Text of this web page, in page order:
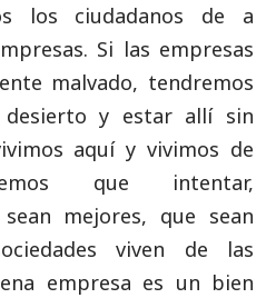
los ciudadanos de a
Si las empresas
malvado, tendremos
desierto y estar allí sin
aquí y vivimos de
que intentar,
mejores, que sean
viven de las
empresa es un bien